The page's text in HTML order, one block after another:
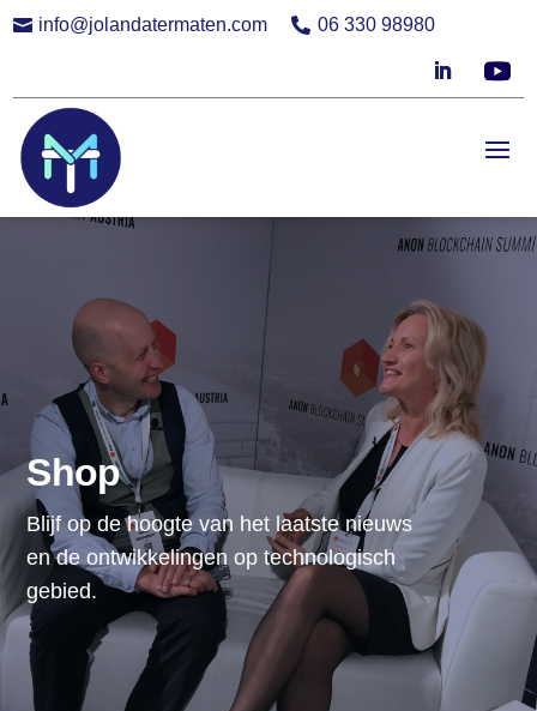
 info@jolandatermaten.com  06 330 98980
Shop
Blijf op de hoogte van het laatste nieuws
en de ontwikkelingen op technologisch
gebied.